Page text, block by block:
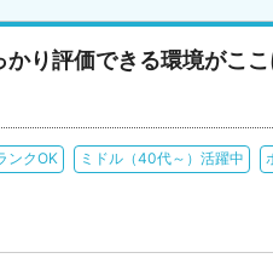
り評価できる環境がここ
ンクOK ミドル（40代～）活躍中